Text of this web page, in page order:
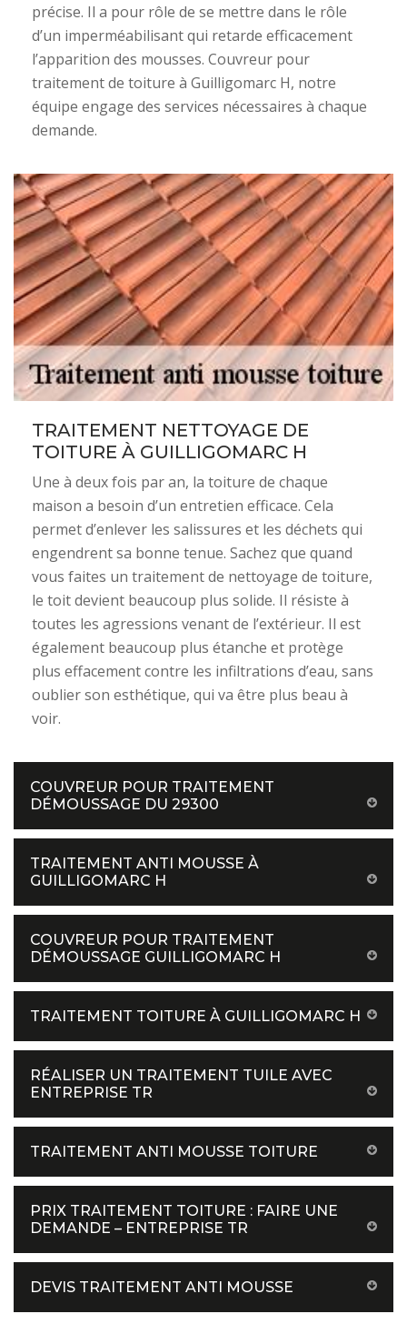
précise. Il a pour rôle de se mettre dans le rôle
d’un imperméabilisant qui retarde efficacement
l’apparition des mousses. Couvreur pour
traitement de toiture à Guilligomarc H, notre
équipe engage des services nécessaires à chaque
demande.
TRAITEMENT NETTOYAGE DE
TOITURE À GUILLIGOMARC H
Une à deux fois par an, la toiture de chaque
maison a besoin d’un entretien efficace. Cela
permet d’enlever les salissures et les déchets qui
engendrent sa bonne tenue. Sachez que quand
vous faites un traitement de nettoyage de toiture,
le toit devient beaucoup plus solide. Il résiste à
toutes les agressions venant de l’extérieur. Il est
également beaucoup plus étanche et protège
plus effacement contre les infiltrations d’eau, sans
oublier son esthétique, qui va être plus beau à
voir.
COUVREUR POUR TRAITEMENT
DÉMOUSSAGE DU 29300
TRAITEMENT ANTI MOUSSE À
GUILLIGOMARC H
COUVREUR POUR TRAITEMENT
DÉMOUSSAGE GUILLIGOMARC H
TRAITEMENT TOITURE À GUILLIGOMARC H
RÉALISER UN TRAITEMENT TUILE AVEC
ENTREPRISE TR
TRAITEMENT ANTI MOUSSE TOITURE
PRIX TRAITEMENT TOITURE : FAIRE UNE
DEMANDE – ENTREPRISE TR
DEVIS TRAITEMENT ANTI MOUSSE